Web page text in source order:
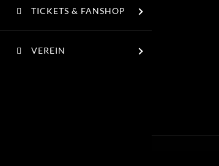
TICKETS & FANSHOP
VEREIN